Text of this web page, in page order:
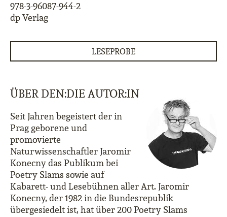
978-3-96087-944-2
dp Verlag
LESEPROBE
ÜBER DEN:DIE AUTOR:IN
Seit Jahren begeistert der in
Prag geborene und
promovierte
Naturwissenschaftler Jaromir
Konecny das Publikum bei
Poetry Slams sowie auf
Kabarett- und Lesebühnen aller Art. Jaromir
Konecny, der 1982 in die Bundesrepublik
übergesiedelt ist, hat über 200 Poetry Slams